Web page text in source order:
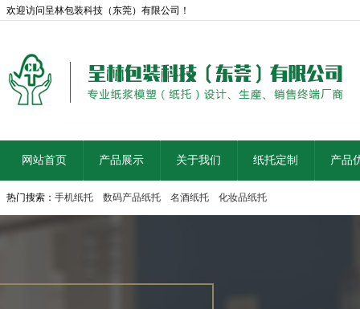
欢迎访问呈林包装科技（东莞）有限公司！
网站首页 产品展示 关于我们 纸托定制 产品
热门搜索： 手机纸托 数码产品纸托 名酒纸托 化妆品纸托